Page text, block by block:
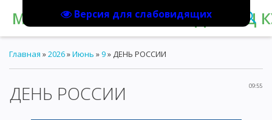
Версия для слабовидящих
МБУК "КОРАБЛИНСКИЙ ДВОРЕЦ
Главная »2026»Июнь »9» ДЕНЬ РОССИИ
09:55
ДЕНЬ РОССИИ